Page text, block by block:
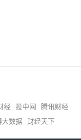
经 投中网
腾讯财经
大数据 财经天下